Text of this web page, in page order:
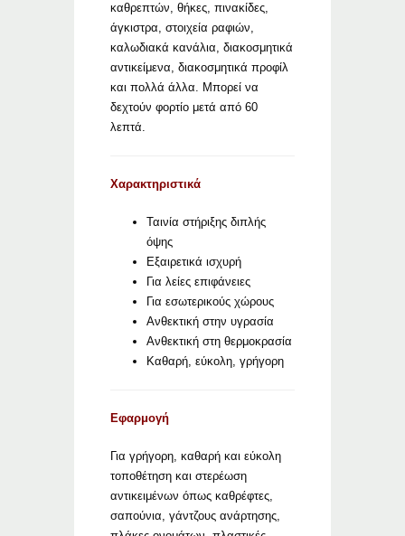
καθρεπτών, θήκες, πινακίδες,
άγκιστρα, στοιχεία ραφιών,
καλωδιακά κανάλια, διακοσμητικά
αντικείμενα, διακοσμητικά προφίλ
και πολλά άλλα. Μπορεί να
δεχτούν φορτίο μετά από 60
λεπτά.
Χαρακτηριστικά
Ταινία στήριξης διπλής
όψης
Εξαιρετικά ισχυρή
Για λείες επιφάνειες
Για εσωτερικούς χώρους
Ανθεκτική στην υγρασία
Ανθεκτική στη θερμοκρασία
Καθαρή, εύκολη, γρήγορη
Εφαρμογή
Για γρήγορη, καθαρή και εύκολη
τοποθέτηση και στερέωση
αντικειμένων όπως καθρέφτες,
σαπούνια, γάντζους ανάρτησης,